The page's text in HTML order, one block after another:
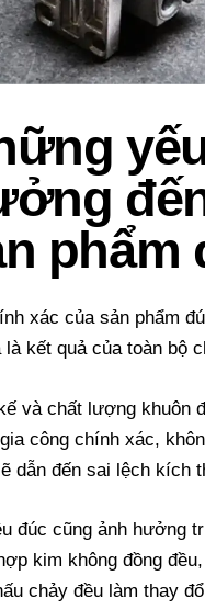
phẩm
xác của sản phẩm
là kết quả của toàn bộ
và chất lượng khuôn
công chính xác,
dẫn đến sai lệch kích
đúc cũng ảnh hưởng
kim không đồng
chảy đều làm thay